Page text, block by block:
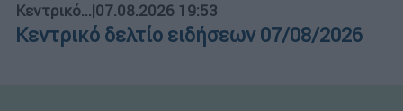
Κεντρικό...|07.08.2026 19:53
Κεντρικό δελτίο ειδήσεων 07/08/2026